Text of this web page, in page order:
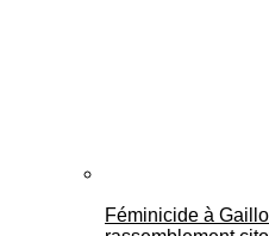
Féminicide à